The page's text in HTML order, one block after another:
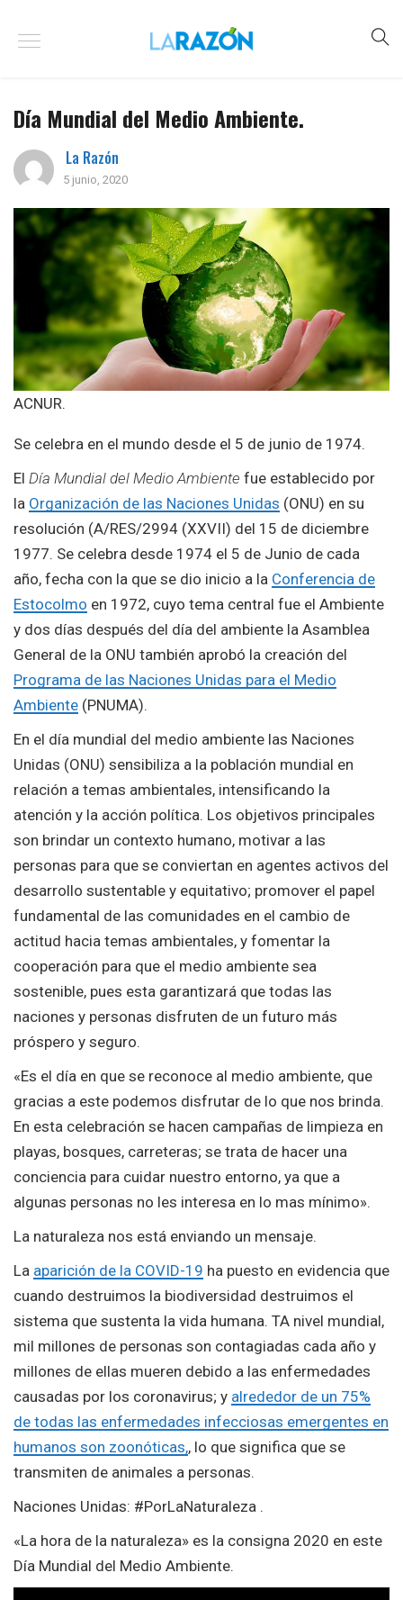
Día Mundial del Medio Ambiente.
La Razón
5 junio, 2020
ACNUR.
Se celebra en el mundo desde el 5 de junio de 1974.
El Día Mundial del Medio Ambiente fue establecido por
la Organización de las Naciones Unidas (ONU) en su
resolución (A/RES/2994 (XXVII)​ del 15 de diciembre
1977. Se celebra desde 1974 el 5 de Junio de cada
año, fecha con la que se dio inicio a la Conferencia de
Estocolmo en 1972, cuyo tema central fue el Ambiente​
y dos días después del día del ambiente la Asamblea
General de la ONU también aprobó la creación del
Programa de las Naciones Unidas para el Medio
Ambiente (PNUMA).
En el día mundial del medio ambiente las Naciones
Unidas (ONU) sensibiliza a la población mundial en
relación a temas ambientales, intensificando la
atención y la acción política. Los objetivos principales
son brindar un contexto humano, motivar a las
personas para que se conviertan en agentes activos del
desarrollo sustentable y equitativo; promover el papel
fundamental de las comunidades en el cambio de
actitud hacia temas ambientales, y fomentar la
cooperación para que el medio ambiente sea
sostenible, pues esta garantizará que todas las
naciones y personas disfruten de un futuro más
próspero y seguro.
«Es el día en que se reconoce al medio ambiente, que
gracias a este podemos disfrutar de lo que nos brinda.
En esta celebración se hacen campañas de limpieza en
playas, bosques, carreteras; se trata de hacer una
conciencia para cuidar nuestro entorno, ya que a
algunas personas no les interesa en lo mas mínimo».
La naturaleza nos está enviando un mensaje.
La aparición de la COVID-19 ha puesto en evidencia que
cuando destruimos la biodiversidad destruimos el
sistema que sustenta la vida humana. TA nivel mundial,
mil millones de personas son contagiadas cada año y
millones de ellas mueren debido a las enfermedades
causadas por los coronavirus; y alrededor de un 75%
de todas las enfermedades infecciosas emergentes en
humanos son zoonóticas,, lo que significa que se
transmiten de animales a personas.
Naciones Unidas: #PorLaNaturaleza .
«La hora de la naturaleza» es la consigna 2020 en este
Día Mundial del Medio Ambiente.